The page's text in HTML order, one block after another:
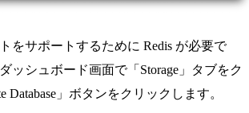
をサポートするために Redis が必要で
ッシュボード画面で「Storage」タブをク
Database」ボタンをクリックします。